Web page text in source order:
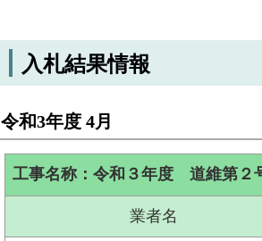
入札結果情報
令和3年度 4月
工事名称：令和３年度 道維第２
業者名